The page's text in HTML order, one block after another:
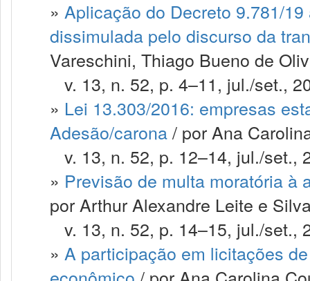
» Aplicação do Decreto 9.781/
dissimulada pelo discurso da
Vareschini, Thiago Bueno de
v. 13, n. 52, p. 4–11, jul./set.,
» Lei 13.303/2016: empresas
Adesão/carona/ por Ana
v. 13, n. 52, p. 12–14, jul./set.,
» Previsão de multa moratória à
por Arthur Alexandre Leite e
v. 13, n. 52, p. 14–15, jul./set.,
» A participação em licitações